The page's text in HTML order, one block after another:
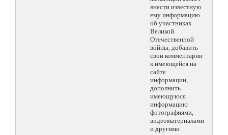
внести известную
ему информацию
об участниках
Великой
Отечественной
войны, добавить
свои комментарии
к имеющейся на
сайте
информации,
дополнить
имеющуюся
информацию
фотографиями,
видеоматериалами
и другими